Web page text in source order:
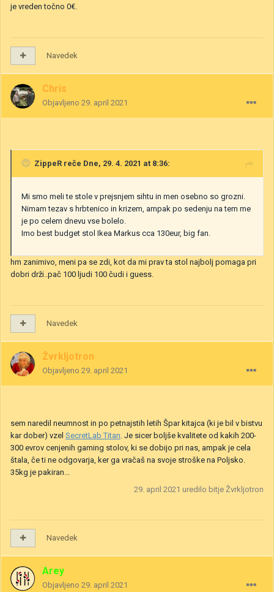
je vreden točno 0€.
Navedek
Chris
Objavljeno 29. april 2021
ZippeR reče Dne, 29. 4. 2021 at 8:36:
Mi smo meli te stole v prejsnjem sihtu in men osebno so grozni.
Nimam tezav s hrbtenico in krizem, ampak po sedenju na tem me
je po celem dnevu vse bolelo.
Imo best budget stol Ikea Markus cca 130eur, big fan.
hm zanimivo, meni pa se zdi, kot da mi prav ta stol najbolj pomaga pri
dobri drži..pač 100 ljudi 100 čudi i guess.
Navedek
Žvrkljotron
Objavljeno 29. april 2021
sem naredil neumnost in po petnajstih letih Špar kitajca (ki je bil v bistvu
kar dober) vzel SecretLab Titan. Je sicer boljše kvalitete od kakih 200-
300 evrov cenjenih gaming stolov, ki se dobijo pri nas, ampak je cela
štala, če ti ne odgovarja, ker ga vračaš na svoje stroške na Poljsko.
35kg je pakiran...
29. april 2021 uredilo bitje Žvrkljotron
Navedek
Arey
Objavljeno 29. april 2021